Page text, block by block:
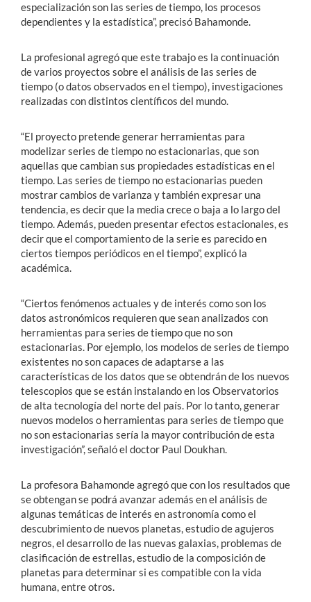
especialización son las series de tiempo, los procesos
dependientes y la estadística”, precisó Bahamonde.
La profesional agregó que este trabajo es la continuación
de varios proyectos sobre el análisis de las series de
tiempo (o datos observados en el tiempo), investigaciones
realizadas con distintos científicos del mundo.
“El proyecto pretende generar herramientas para
modelizar series de tiempo no estacionarias, que son
aquellas que cambian sus propiedades estadísticas en el
tiempo. Las series de tiempo no estacionarias pueden
mostrar cambios de varianza y también expresar una
tendencia, es decir que la media crece o baja a lo largo del
tiempo. Además, pueden presentar efectos estacionales, es
decir que el comportamiento de la serie es parecido en
ciertos tiempos periódicos en el tiempo”, explicó la
académica.
“Ciertos fenómenos actuales y de interés como son los
datos astronómicos requieren que sean analizados con
herramientas para series de tiempo que no son
estacionarias. Por ejemplo, los modelos de series de tiempo
existentes no son capaces de adaptarse a las
características de los datos que se obtendrán de los nuevos
telescopios que se están instalando en los Observatorios
de alta tecnología del norte del país. Por lo tanto, generar
nuevos modelos o herramientas para series de tiempo que
no son estacionarias sería la mayor contribución de esta
investigación”, señaló el doctor Paul Doukhan.
La profesora Bahamonde agregó que con los resultados que
se obtengan se podrá avanzar además en el análisis de
algunas temáticas de interés en astronomía como el
descubrimiento de nuevos planetas, estudio de agujeros
negros, el desarrollo de las nuevas galaxias, problemas de
clasificación de estrellas, estudio de la composición de
planetas para determinar si es compatible con la vida
humana, entre otros.